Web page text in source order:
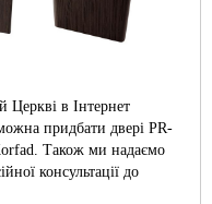
Церкві в Інтернет
придбати двері PR-
Також ми надаємо
консультації до